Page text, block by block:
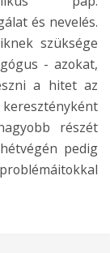
és nevelés.
szüksége
- azokat,
a hitet az
részét
pedig